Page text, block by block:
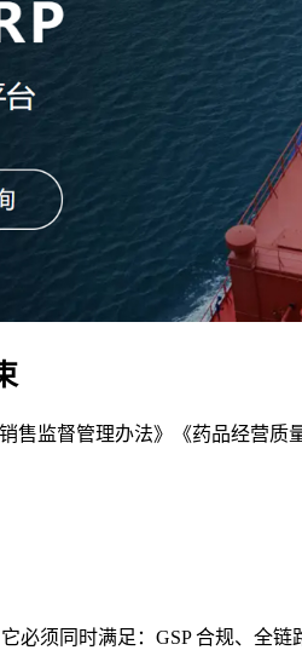
监督管理办法》《药品经营质
须同时满足：GSP 合规、全